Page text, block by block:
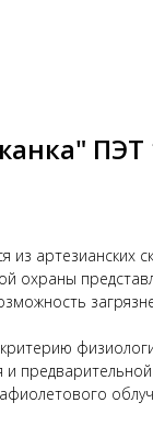
ПЭТ
из артезианских
охраны